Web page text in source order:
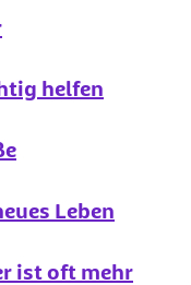
helfen
Leben
ist oft mehr